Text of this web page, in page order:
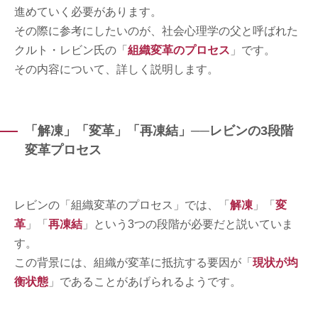
進めていく必要があります。
その際に参考にしたいのが、社会心理学の父と呼ばれた
クルト・レビン氏の「 組織変革のプロセス 」です。
その内容について、詳しく説明します。
「解凍」「変革」「再凍結」──レビンの3段階
変革プロセス
レビンの「組織変革のプロセス」では、「 解凍 」「 変
革 」「 再凍結 」という3つの段階が必要だと説いていま
す。
この背景には、組織が変革に抵抗する要因が「 現状が均
衡状態 」であることがあげられるようです。